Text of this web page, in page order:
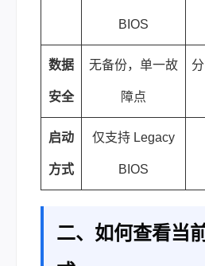
BIOS
数据
安全
无备份，单一故
障点
启动
方式
仅支持 Legacy
BIOS
二、如何查看当